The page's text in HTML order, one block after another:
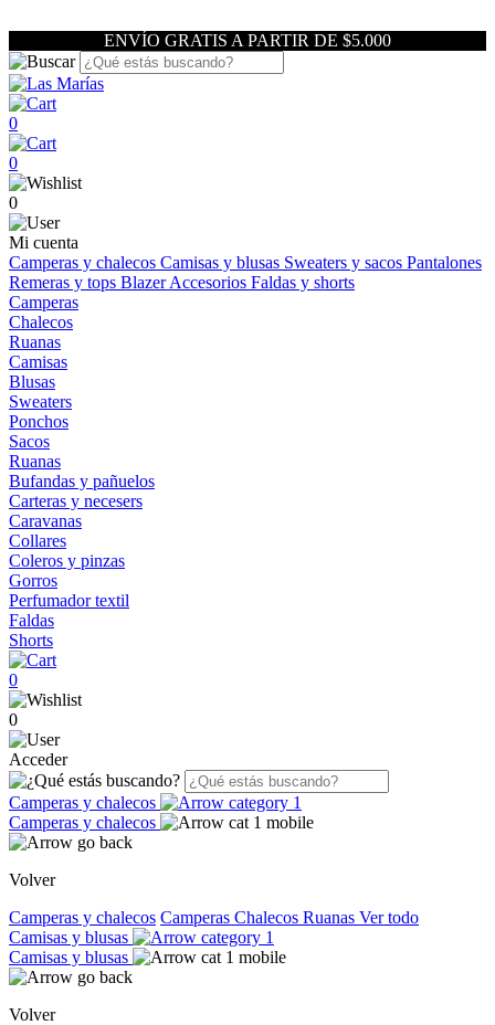
ENVÍO GRATIS A PARTIR DE $5.000
0
0
0
Mi cuenta
Camperas y chalecos Camisas y blusas Sweaters y sacos Pantalones
Remeras y tops BlazerAccesorios Faldas y shorts
Camperas
Chalecos
Ruanas
Camisas
Blusas
Sweaters
Ponchos
Sacos
Ruanas
Bufandas y pañuelos
Carteras y necesers
Caravanas
Collares
Coleros y pinzas
Gorros
Perfumador textil
Faldas
Shorts
0
0
Acceder
Camperas y chalecos
Camperas y chalecos
Volver
Camperas y chalecos Camperas Chalecos Ruanas Ver todo
Camisas y blusas
Camisas y blusas
Volver